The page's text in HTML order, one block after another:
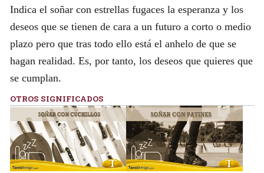
Indica el soñar con estrellas fugaces la esperanza y los
deseos que se tienen de cara a un futuro a corto o medio
plazo pero que tras todo ello está el anhelo de que se
hagan realidad. Es, por tanto, los deseos que quieres que
se cumplan.
OTROS SIGNIFICADOS